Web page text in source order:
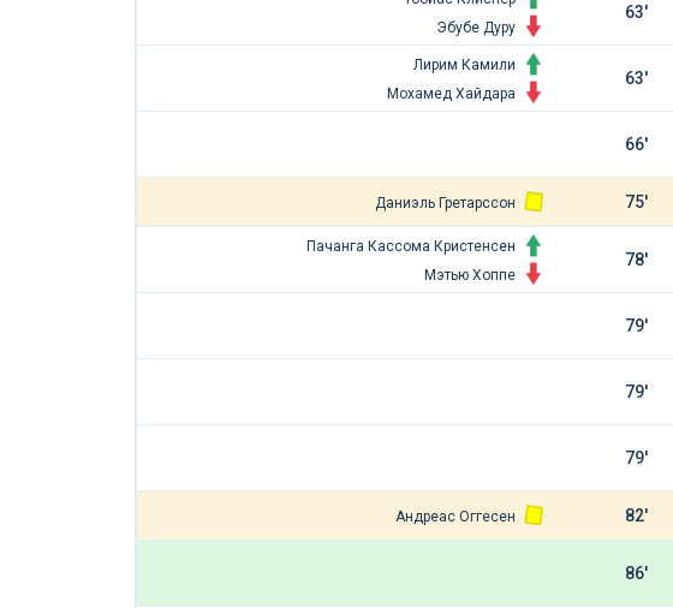
Эбубе Дуру
63'
Лирим Камили
Мохамед Хайдара
63'
66'
Даниэль Гретарссон 75'
Пачанга Кассома Кристенсен
Мэтью Хоппе
78'
79'
79'
79'
Андреас Оггесен 82'
86'